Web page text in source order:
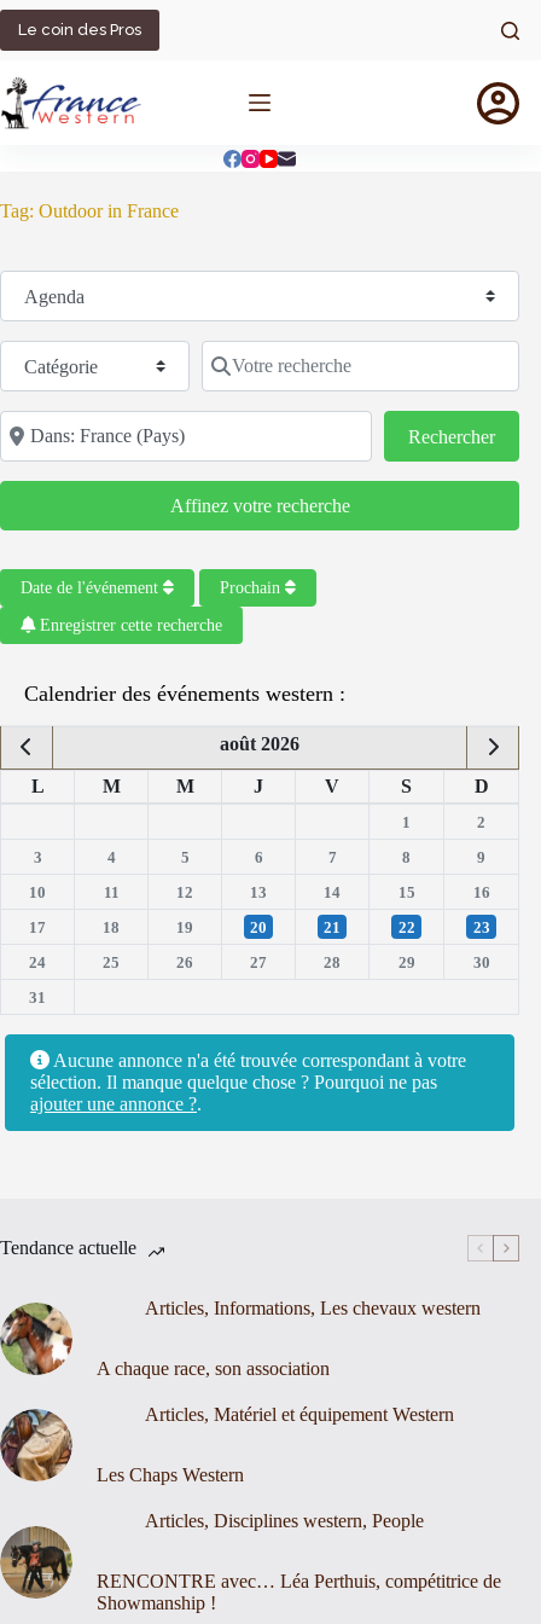
Passer
contenu
Le coin des Pros
Tag: Outdoor in France
Sélectionnez le type de recherche
Catégorie Votre recherche
Code postal/région/ville
Rechercher
Affinez votre recherche
Date de l'événement Prochain
Enregistrer cette recherche
Calendrier des événements western :
août 2026
L M M J V S D
1
2
3
4 5 6 7 8
9
10
11 12 13 14 15
16
17
18 19 20 21 22
23
24
25 26 27 28 29
30
31
Aucune annonce n'a été trouvée correspondant à votre
sélection. Il manque quelque chose ? Pourquoi ne pas
ajouter une annonce ?.
Tendance actuelle
Articles, Informations, Les chevaux western
A chaque race, son association
Articles, Matériel et équipement Western
Les Chaps Western
Articles, Disciplines western, People
RENCONTRE avec… Léa Perthuis, compétitrice de
Showmanship !